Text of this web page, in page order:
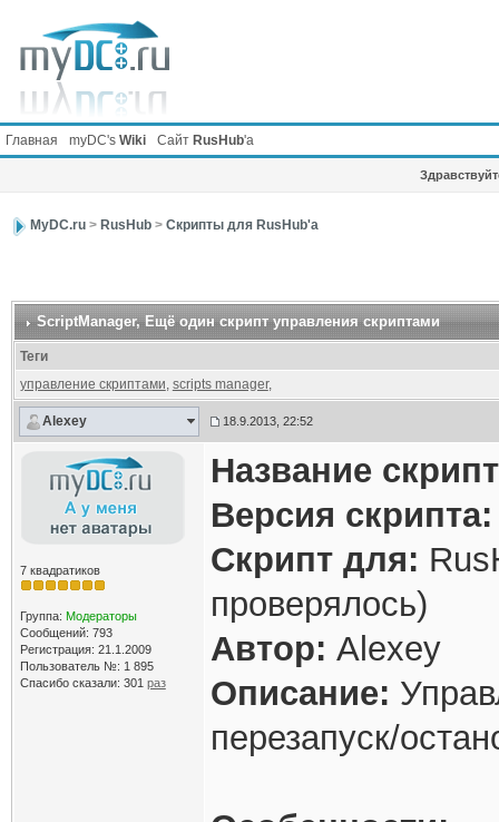
Главная myDC's Wiki Сайт RusHub'а
MyDC.ru> RusHub> Скрипты для RusHub'а
ScriptManager, Ещё один скрипт управления скриптами
Теги
управление скриптами, scripts manager,
Alexey 18.9.2013, 22:52
7 квадратиков
Группа: Модераторы
Сообщений: 793
Регистрация: 21.1.2009
Пользователь №: 1 895
Спасибо сказали: 301 раз
Название
Версия скрипта:
Скрипт для:
проверялось)
Автор: Alexey
Описание:
перезапуск/